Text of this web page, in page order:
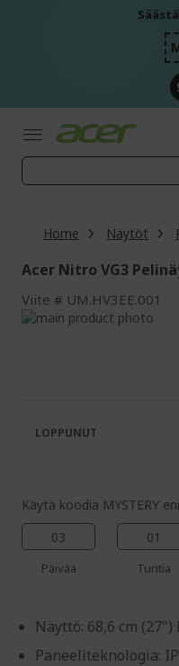
Home Näytöt
Acer Nitro VG3
Viite UM.HV3EE.001
Skip
images
gallery
the
images
Käytä koodia MYSTERY
03
Päivää
01
Tuntia
Näyttö: 68,6 cm (27")
Paneeliteknologia:
LOPPUNUT